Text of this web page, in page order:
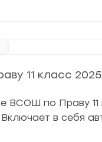
11 класс
ВСОШ по Праву 11
в себя